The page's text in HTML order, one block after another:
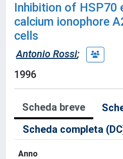
Inhibition of HSP70
calcium ionophore
cells
Antonio Rossi;
1996
Scheda breve
Scheda completa
Anno